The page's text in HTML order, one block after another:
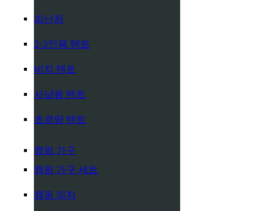
피난처
2-3인용 텐트
비치 텐트
사냥용 텐트
초경량 텐트
캠핑 가구
캠핑 가구 세트
캠핑 의자